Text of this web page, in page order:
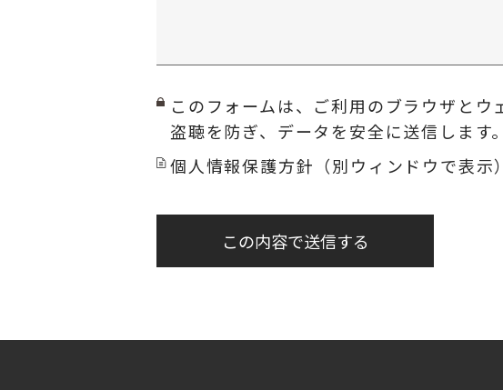
このフォームは、ご利用のブラウザと
盗聴を防ぎ、データを安全に送信します。
個人情報保護方針（別ウィンドウで表示）
この内容で送信する